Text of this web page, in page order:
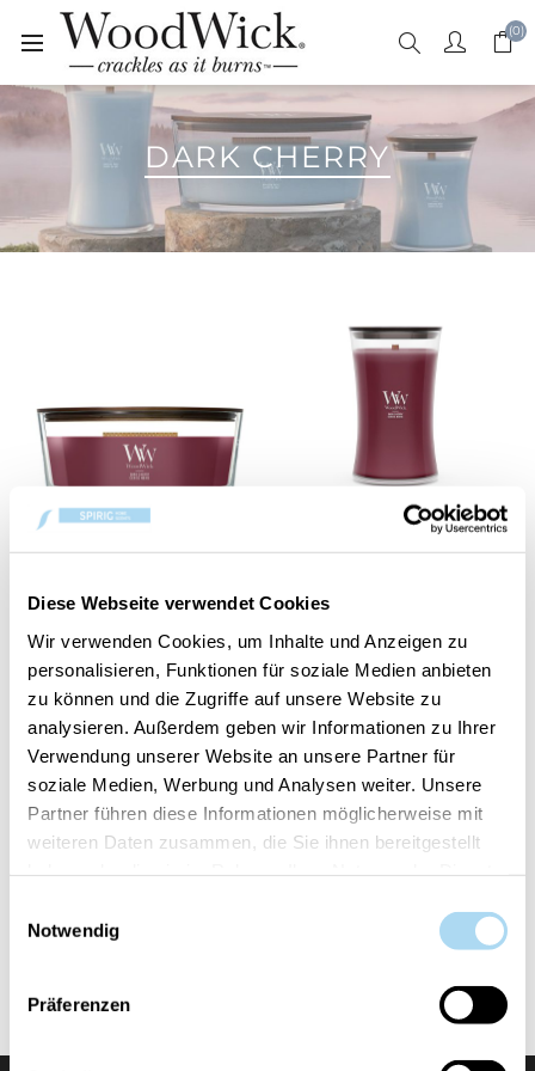
Diese Webseite verwendet Cookies
Wir verwenden Cookies, um Inhalte und Anzeigen zu
personalisieren, Funktionen für soziale Medien anbieten
zu können und die Zugriffe auf unsere Website zu
analysieren. Außerdem geben wir Informationen zu Ihrer
Verwendung unserer Website an unsere Partner für
soziale Medien, Werbung und Analysen weiter. Unsere
Partner führen diese Informationen möglicherweise mit
weiteren Daten zusammen, die Sie ihnen bereitgestellt
Notwendig
Präferenzen
(0)
DARK CHERRY
Dark Cherry Ellipse
CHF 44.90
Dark Cherry Large Jar
CHF 29.90